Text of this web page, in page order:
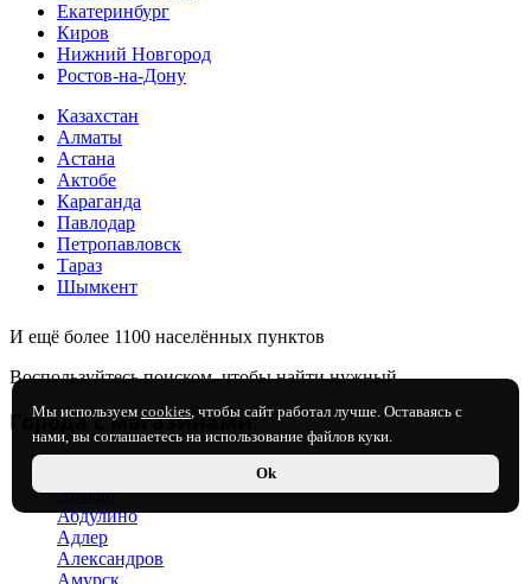
Мы используем cookies, чтобы сайт работал лучше. Оставаясь с
нами, вы соглашаетесь на использование файлов куки.
Ok
Екатеринбург
Киров
Нижний Новгород
Ростов-на-Дону
Казахстан
Алматы
Астана
Актобе
Караганда
Павлодар
Петропавловск
Тараз
Шымкент
И ещё более 1100 населённых пунктов
Воспользуйтесь поиском, чтобы найти нужный
Города с магазинами:
Абакан
Абдулино
Адлер
Александров
Амурск